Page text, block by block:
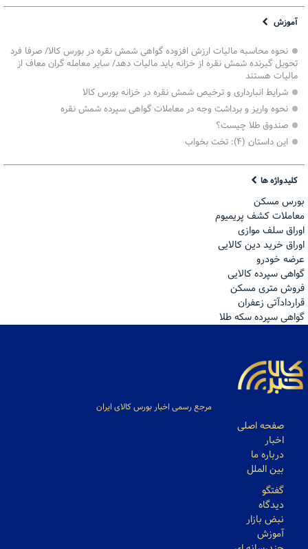
آموزش
نحوه محاسبه مالیات ارزش افزوده گواهی شمش نقره در بورس کالا/ صرفا فرد
تحویل گیرنده شمش نقره از خزانه باید مالیات دهد/ سایر معامله گران معاف از
مالیات هستند
شرایط انبارداری و ترخیص شمش نقره در خزانه بورس کالا
نحوه واریز و برداشت وجه در معاملات گواهی سپرده شمش نقره
صندوق طلا چیست؟
این داستان (۴): تخت بخواب
کلیدواژه ها
بورس مسکن
معاملات کشف پریمیوم
اوراق سلف موازی
اوراق خرید دین کالایی
عرضه خودرو
گواهی سپرده کالایی
فروش مترى مسكن
قراردادآتی زعفران
گواهی سپرده سکه طلا
مرجع رسمی اخبار بورس کالای ایران
صفحه اصلی
اخبار
درباره ما
بین الملل
گفتگو
دیدگاه
نبض بازار
آموزش